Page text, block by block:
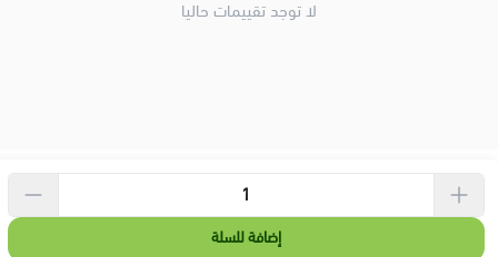
إضافة للسلة
لا توجد تقييمات حاليا